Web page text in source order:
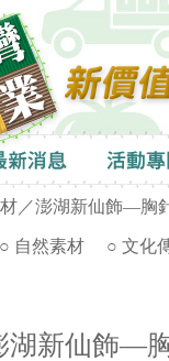
／澎湖新仙飾—胸
○ 自然素材 ○ 文化
湖新仙飾—